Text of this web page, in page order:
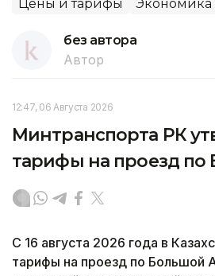
Цены и тарифы Экономика
без автора
Автор
12:47, 06 Августа 2026
Минтранспорта РК
тарифы на проезд
С 16 августа 2026 года в
тарифы на проезд по Большой